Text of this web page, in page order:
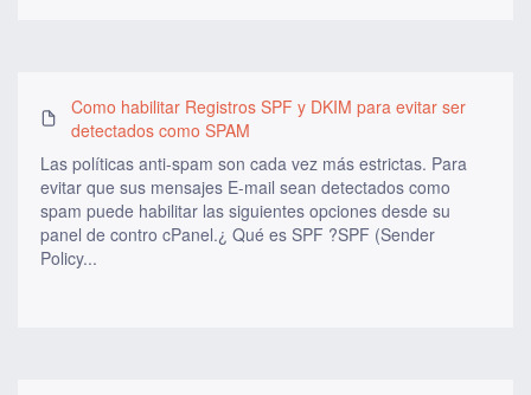
Como habilitar Registros SPF y DKIM para evitar ser
detectados como SPAM
Las políticas anti-spam son cada vez más estrictas. Para
evitar que sus mensajes E-mail sean detectados como
spam puede habilitar las siguientes opciones desde su
panel de contro cPanel.¿ Qué es SPF ?SPF (Sender
Policy...